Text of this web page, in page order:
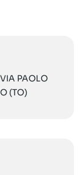
PAOLO
(TO)